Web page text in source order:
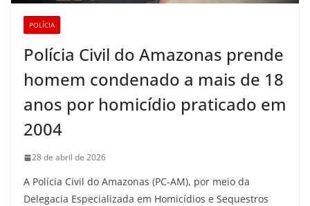
POLÍCIA
Polícia Civil do Amazonas prende
homem condenado a mais de 18
anos por homicídio praticado em
2004
28 de abril de 2026
A Polícia Civil do Amazonas (PC-AM), por meio da
Delegacia Especializada em Homicídios e Sequestros